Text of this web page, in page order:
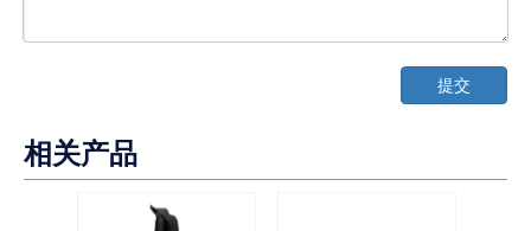
提交
相关产品